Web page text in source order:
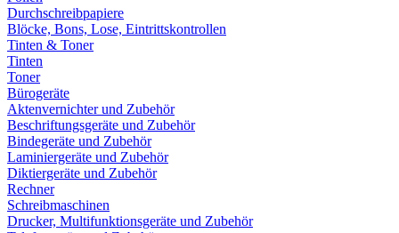
Durchschreibpapiere
Blöcke, Bons, Lose, Eintrittskontrollen
Tinten & Toner
Tinten
Toner
Bürogeräte
Aktenvernichter und Zubehör
Beschriftungsgeräte und Zubehör
Bindegeräte und Zubehör
Laminiergeräte und Zubehör
Diktiergeräte und Zubehör
Rechner
Schreibmaschinen
Drucker, Multifunktionsgeräte und Zubehör